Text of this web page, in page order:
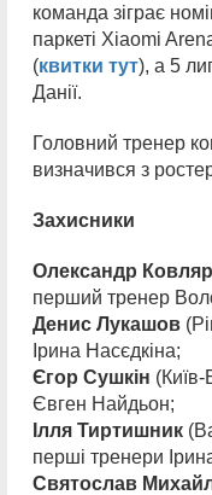
команда зіграє
паркеті Xiaomi
(квитки тут), а 5
Данії.
Головний тренер
визначився з
Захисники
Олександр Ковляр
перший тренер
Денис Лукашов
Ірина Насєдкіна;
Єгор Сушкін
Євген Найдьон;
Ілля Тиртишник
перші тренери
Святослав